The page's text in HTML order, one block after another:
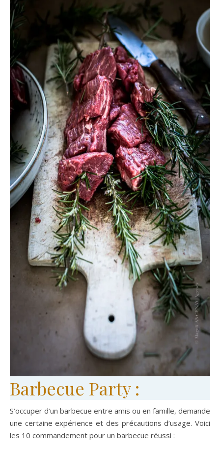
Barbecue Party :
S’occuper d’un barbecue entre amis ou en famille, demande
une certaine expérience et des précautions d’usage. Voici
les 10 commandement pour un barbecue réussi :